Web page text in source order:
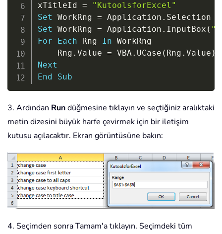
xTitleId =
"KutoolsforExcel"
Set WorkRng = Application .
Set WorkRng = Application . InputBox (
For
Each Rng In WorkRng
    Rng
. Value = VBA. UCase ( Rng . Value )
Next
End
Sub
3. Ardından Rundüğmesine tıklayın ve seçtiğiniz aralıktaki
metin dizesini büyük harfe çevirmek için bir iletişim
kutusu açılacaktır. Ekran görüntüsüne bakın:
4. Seçimden sonra Tamam'a tıklayın. Seçimdeki tüm